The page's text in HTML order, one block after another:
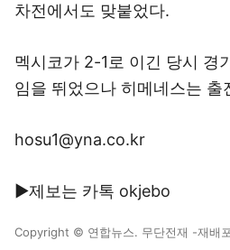
차전에서도 맞붙었다.
멕시코가 2-1로 이긴 당시 경
임을 뛰었으나 히메네스는 출
hosu1@yna.co.kr
▶제보는 카톡 okjebo
Copyright © 연합뉴스. 무단전재 -재배